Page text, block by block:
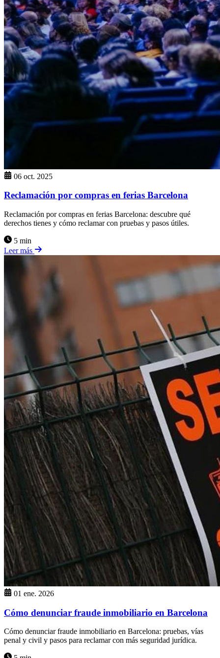
06 oct. 2025
Reclamación por compras en ferias Barcelona
Reclamación por compras en ferias Barcelona: descubre qué
derechos tienes y cómo reclamar con pruebas y pasos útiles.
5 min
Leer más
01 ene. 2026
Cómo denunciar fraude inmobiliario en Barcelona
Cómo denunciar fraude inmobiliario en Barcelona: pruebas, vías
penal y civil y pasos para reclamar con más seguridad jurídica.